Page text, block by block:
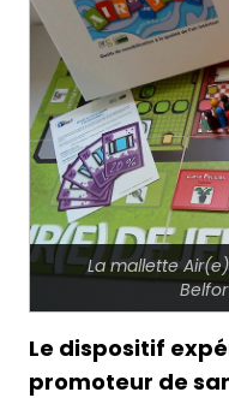
La mallette
Le dispositif
promoteur de